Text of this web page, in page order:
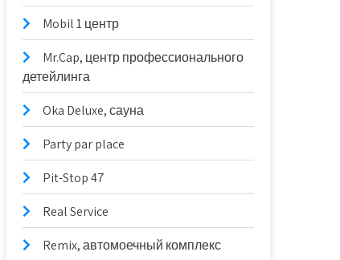
Mobil 1 центр
Mr.Cap, центр профессионального
детейлинга
Oka Deluxe, сауна
Party par place
Pit-Stop 47
Real Service
Remix, автомоечный комплекс